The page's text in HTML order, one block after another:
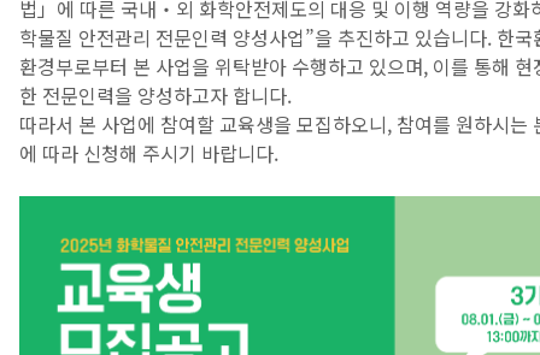
법」에 따른 국내‧외 화학안전제도의 대응 및 이행 역량을 강화
학물질 안전관리 전문인력 양성사업”을 추진하고 있습니다. 한
환경부로부터 본 사업을 위탁받아 수행하고 있으며, 이를 통해
한 전문인력을 양성하고자 합니다.
따라서 본 사업에 참여할 교육생을 모집하오니, 참여를 원하시는
에 따라 신청해 주시기 바랍니다.